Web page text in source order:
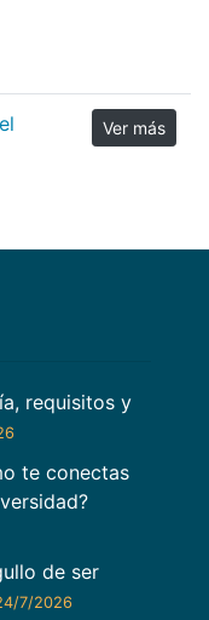
Ver más
requisitos y
te conectas
de ser
7/2026